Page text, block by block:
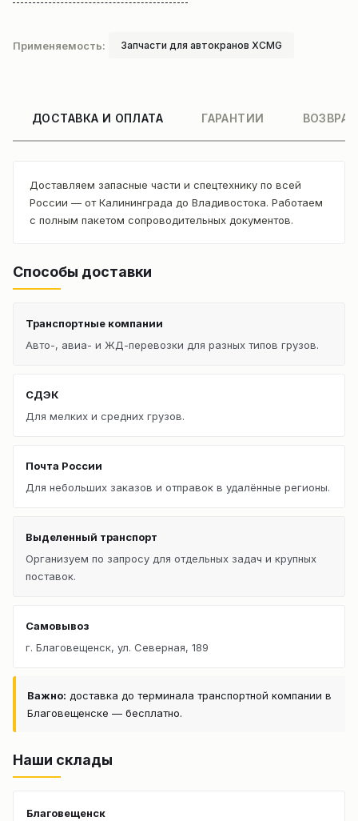
Применяемость: Запчасти для автокранов XCMG
ДОСТАВКА И ОПЛАТА ГАРАНТИИ
Доставляем запасные части и спецтехнику по всей
России — от Калининграда до Владивостока. Работаем
с полным пакетом сопроводительных документов.
Способы доставки
Транспортные компании
Авто-, авиа- и ЖД-перевозки для разных типов грузов.
СДЭК
Для мелких и средних грузов.
Почта России
Для небольших заказов и отправок в удалённые регионы.
Выделенный транспорт
Организуем по запросу для отдельных задач и крупных
поставок.
Самовывоз
г. Благовещенск, ул. Северная, 189
Важно: доставка до терминала транспортной компании в
Благовещенске — бесплатно.
Наши склады
Благовещенск